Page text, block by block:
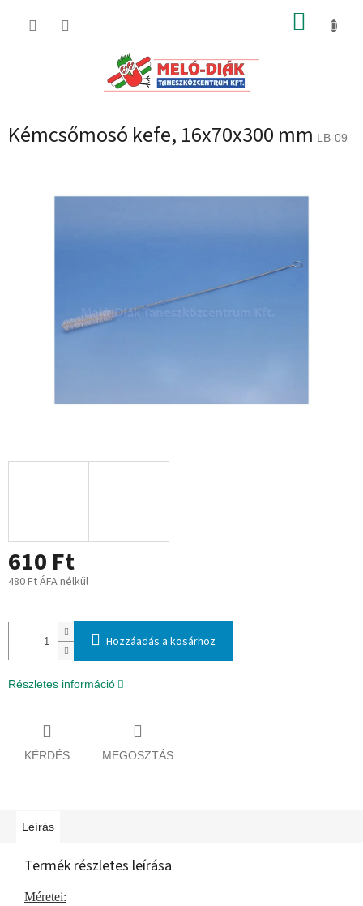
KOSÁR
Kémcsőmosó kefe, 16x70x300 mm LB-09
610 Ft
480 Ft ÁFA nélkül
Hozzáadás a kosárhoz
Részletes információ
KÉRDÉS MEGOSZTÁS
Leírás
Termék részletes leírása
Méretei: